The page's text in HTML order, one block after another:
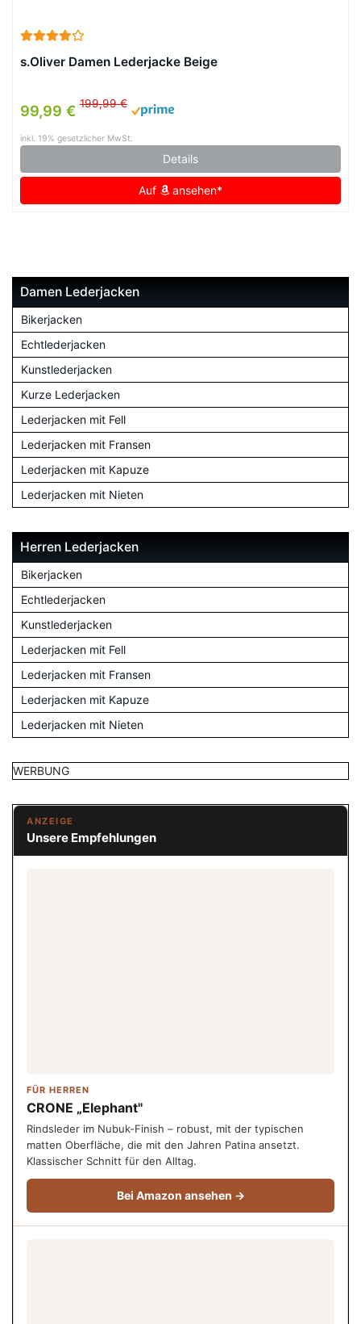
s.Oliver Damen Lederjacke Beige
99,99 € 199,99 €
inkl. 19% gesetzlicher MwSt.
Details
Auf ansehen*
Damen Lederjacken
Bikerjacken
Echtlederjacken
Kunstlederjacken
Kurze Lederjacken
Lederjacken mit Fell
Lederjacken mit Fransen
Lederjacken mit Kapuze
Lederjacken mit Nieten
Herren Lederjacken
Bikerjacken
Echtlederjacken
Kunstlederjacken
Lederjacken mit Fell
Lederjacken mit Fransen
Lederjacken mit Kapuze
Lederjacken mit Nieten
WERBUNG
ANZEIGE
Unsere Empfehlungen
FÜR HERREN
CRONE „Elephant"
Rindsleder im Nubuk-Finish – robust, mit der typischen
matten Oberfläche, die mit den Jahren Patina ansetzt.
Klassischer Schnitt für den Alltag.
Bei Amazon ansehen →